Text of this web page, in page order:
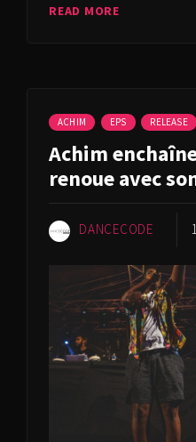
READ MORE
ACHIM EPS RELEASE
Achim
renoue avec
DANCECODE